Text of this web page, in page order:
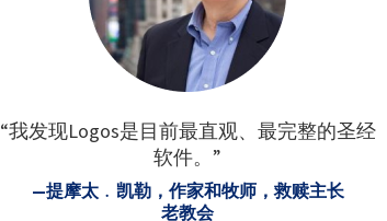
“我发现Logos是目前最直观、最完整的圣经
软件。”
—提摩太﹒凯勒，作家和牧师，救赎主长
老教会